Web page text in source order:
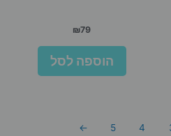
₪79
הוספה לסל
4
5
←